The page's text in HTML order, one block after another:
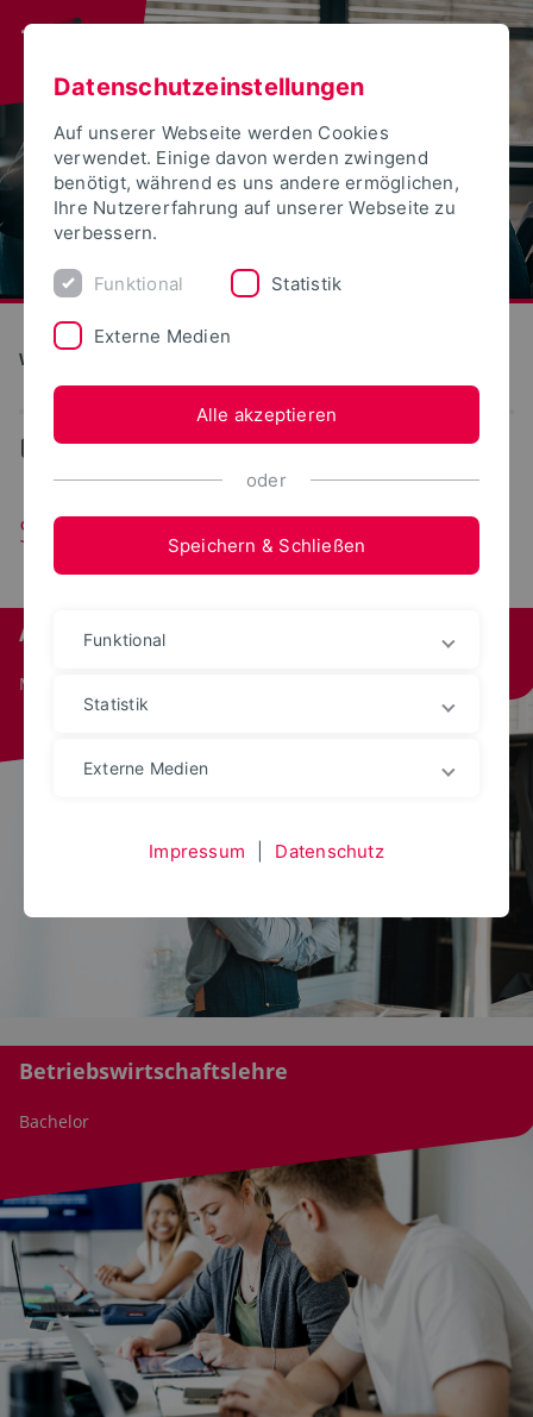
Wirtschaftswissenschaften
... Studiengänge
Studiengänge
Applied Entrepreneurship
Master
Betriebswirtschaftslehre
Bachelor
Datenschutzeinstellungen
Auf unserer Webseite werden Cookies
verwendet. Einige davon werden zwingend
benötigt, während es uns andere ermöglichen,
Ihre Nutzererfahrung auf unserer Webseite zu
verbessern.
Funktional Statistik
Externe Medien
Alle akzeptieren
oder
Speichern & Schließen
Funktional
Statistik
Externe Medien
Impressum Datenschutz